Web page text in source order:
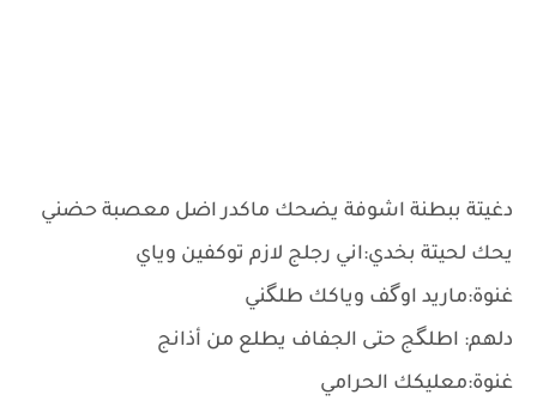
دغيتة ببطنة اشوفة يضحك ماكدر اضل معصبة حضني
يحك لحيتة بخدي:اني رجلج لازم توكفين وياي
غنوة:ماريد اوگف وياكك طلگني
دلهم: اطلگج حتى الجفاف يطلع من أذانج
غنوة:معليكك الحرامي